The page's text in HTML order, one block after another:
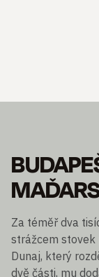
Za téměř dva
strážcem stovek
Dunaj, který
dvě části, mu